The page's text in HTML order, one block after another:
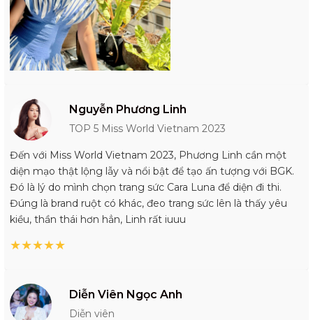
Nguyễn Phương Linh
TOP 5 Miss World Vietnam 2023
Đến với Miss World Vietnam 2023, Phương Linh cần một
diện mạo thật lộng lẫy và nổi bật để tạo ấn tượng với BGK.
Đó là lý do mình chọn trang sức Cara Luna để diện đi thi.
Đúng là brand ruột có khác, đeo trang sức lên là thấy yêu
kiều, thần thái hơn hẳn, Linh rất iuuu
★★★★★
Diễn Viên Ngọc Anh
Diễn viên